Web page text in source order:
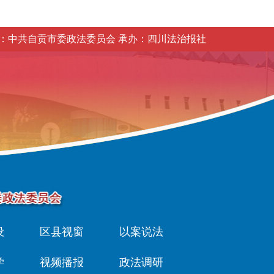
中共自贡市委政法委员会 承办：四川法治报社
区县视窗 以案说法
视频播报 政法调研